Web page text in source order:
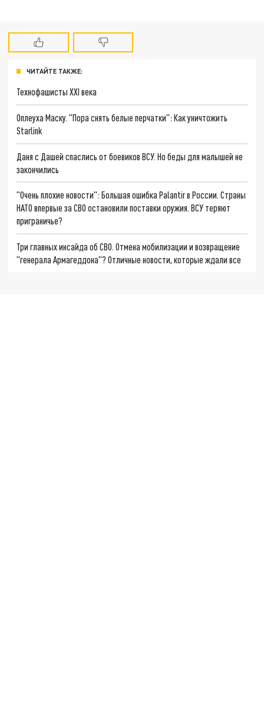
ЧИТАЙТЕ ТАКЖЕ:
Технофашисты XXI века
Оплеуха Маску. "Пора снять белые перчатки": Как уничтожить
Starlink
Даня с Дашей спаслись от боевиков ВСУ. Но беды для малышей не
закончились
"Очень плохие новости": Большая ошибка Palantir в России. Страны
НАТО впервые за СВО остановили поставки оружия. ВСУ теряют
приграничье?
Три главных инсайда об СВО. Отмена мобилизации и возвращение
"генерала Армагеддона"? Отличные новости, которые ждали все